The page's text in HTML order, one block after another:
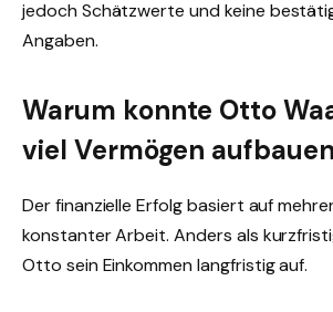
jedoch Schätzwerte und keine
Angaben.
Warum konnte Otto
viel Vermögen
Der finanzielle Erfolg basiert auf
konstanter Arbeit. Anders als
Otto sein Einkommen langfristig auf.